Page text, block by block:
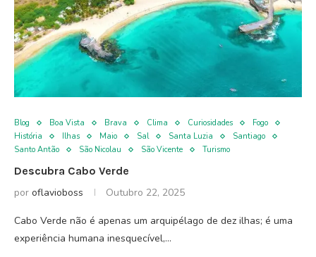
Blog Boa Vista Brava Clima Curiosidades
Fogo
História
Ilhas Maio Sal Santa Luzia
Santiago
Santo Antão
São Nicolau São Vicente Turismo
Descubra Cabo Verde
por oflavioboss Outubro 22, 2025
Cabo Verde não é apenas um arquipélago de dez ilhas; é uma
experiência humana inesquecível,…